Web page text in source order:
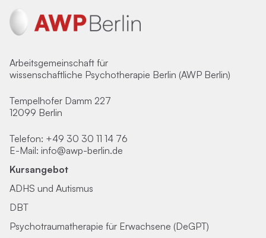
Arbeitsgemeinschaft für
wissenschaftliche Psychotherapie Berlin (AWP Berlin)
Tempelhofer Damm 227
12099 Berlin
Telefon: +49 30 30 11 14 76
E-Mail: info@awp-berlin.de
Kursangebot
ADHS und Autismus
DBT
Psychotraumatherapie für Erwachsene (DeGPT)